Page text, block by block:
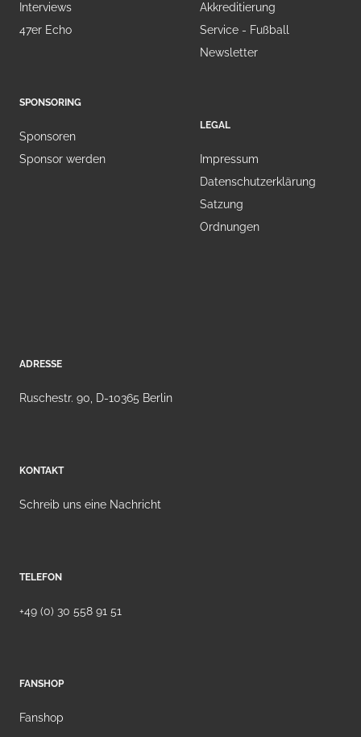
Interviews
47er Echo
SPONSORING
Sponsoren
Sponsor werden
Akkreditierung
Service - Fußball
Newsletter
LEGAL
Impressum
Datenschutzerklärung
Satzung
Ordnungen
ADRESSE
Ruschestr. 90, D-10365 Berlin
KONTAKT
Schreib uns eine Nachricht
TELEFON
+49 (0) 30 558 91 51
FANSHOP
Fanshop